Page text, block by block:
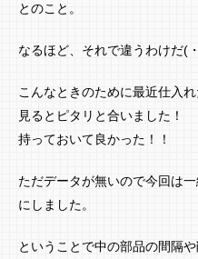
とのこと。
なるほど、それで違うわけだ(
こんなときのために最近仕入
見るとピタリと合いました！
持っておいて良かった！！
ただデータが無いので今回は
にしました。
ということで中の部品の間隔